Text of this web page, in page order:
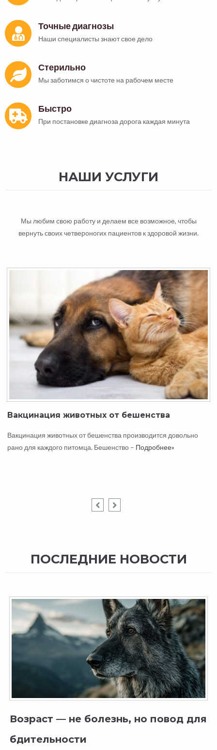
Точные диагнозы
Наши специалисты знают свое дело
Стерильно
Мы заботимся о чистоте на рабочем месте
Быстро
При постановке диагноза дорога каждая минута
НАШИ УСЛУГИ
Мы любим свою работу и делаем все возможное, чтобы
вернуть своих четвероногих пациентов к здоровой жизни.
Вакцинация животных от бешенства
Вакцинация животных от бешенства производится довольно
рано для каждого питомца. Бешенство – Подробнее»
ПОСЛЕДНИЕ НОВОСТИ
Возраст — не болезнь, но повод для
бдительности